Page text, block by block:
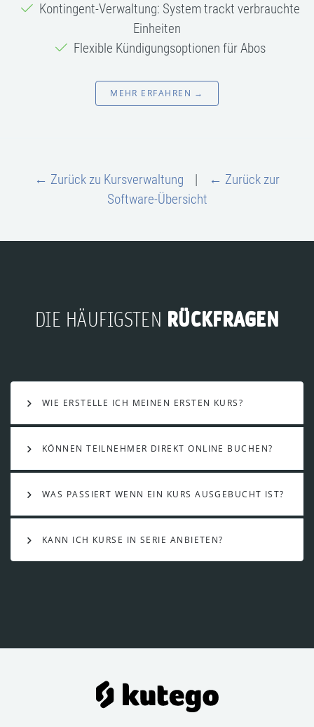
Kontingent-Verwaltung: System trackt verbrauchte
Einheiten
Flexible Kündigungsoptionen für Abos
MEHR ERFAHREN →
← Zurück zu Kursverwaltung |
← Zurück zur
Software-Übersicht
DIE HÄUFIGSTEN RÜCKFRAGEN
WIE ERSTELLE ICH MEINEN ERSTEN KURS?
KÖNNEN TEILNEHMER DIREKT ONLINE BUCHEN?
WAS PASSIERT WENN EIN KURS AUSGEBUCHT IST?
KANN ICH KURSE IN SERIE ANBIETEN?